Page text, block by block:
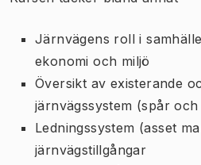
Järnvägens roll i
ekonomi och miljö
Översikt av existerande
järnvägssystem (spår
Ledningssystem (asset
järnvägstillgångar